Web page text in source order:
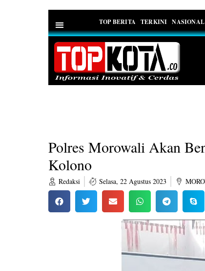
TOP BERITA TERKINI NASIONAL
Polres Morowali Akan
Kolono
Redaksi Selasa, 22 Agustus 2023